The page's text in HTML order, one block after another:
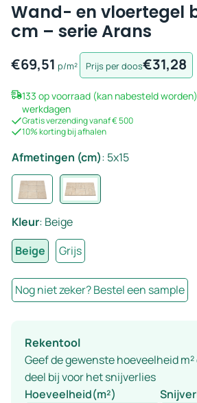
Wand- en vloertegel
cm – serie Arans
€69,51 p/m² Prijs per doos€31,28
133 op voorraad (kan nabesteld
werkdagen
Gratis verzending vanaf € 500
10% korting bij afhalen
Afmetingen (cm): 5x15
Kleur: Beige
Beige
Grijs
Nog niet zeker? Bestel een sample
Rekentool
Geef de gewenste hoeveelheid
deel bij voor het snijverlies
Hoeveelheid(m²)